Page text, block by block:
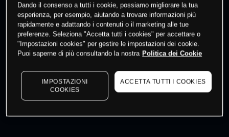
Fai trading
I prezzi sono solo indicativi. Accediper vedere gli ultimi
dati di mercato
to see latest market data
Dando il consenso a tutti i cookie, possiamo migliorare la tua
esperienza, per esempio, aiutando a trovare informazioni più
rapidamente e adattando i contenuti o il marketing alle tue
preferenze. Seleziona "Accetta tutti i cookies" per accettare o
"Impostazioni cookies" per gestire le impostazioni dei cookie.
Puoi saperne di più consultando la nostra Politica dei Cookie
IMPOSTAZIONI
COOKIES
ACCETTA TUTTI I COOKIES